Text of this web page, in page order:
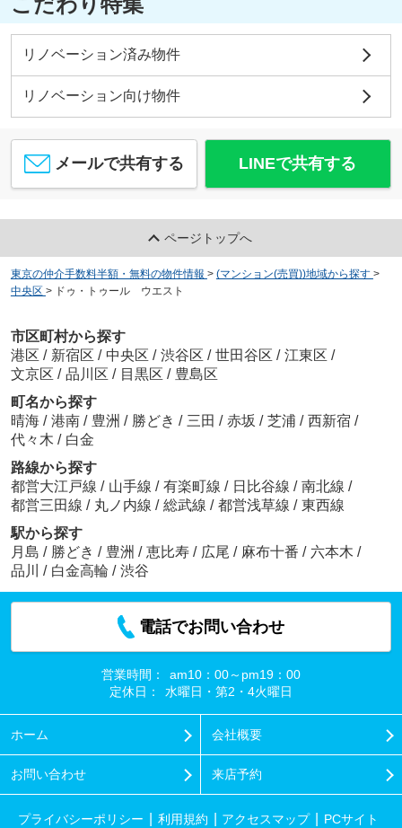
リノベーション済み物件
リノベーション向け物件
メールで共有する LINEで共有する
ページトップへ
東京の仲介手数料半額・無料の物件情報 > (マンション(売買))地域から探す >
中央区 > ドゥ・トゥール ウエスト
市区町村から探す
港区 / 新宿区 / 中央区 / 渋谷区 / 世田谷区 / 江東区 /
文京区 / 品川区 / 目黒区 / 豊島区
町名から探す
晴海 / 港南 / 豊洲 / 勝どき / 三田 / 赤坂 / 芝浦 / 西新宿 /
代々木 / 白金
路線から探す
都営大江戸線 / 山手線 / 有楽町線 / 日比谷線 / 南北線 /
都営三田線 / 丸ノ内線 / 総武線 / 都営浅草線 / 東西線
駅から探す
月島 / 勝どき / 豊洲 / 恵比寿 / 広尾 / 麻布十番 / 六本木 /
品川
/ 白金高輪 / 渋谷
電話でお問い合わせ
営業時間：
am10：00～pm19：00
定休日：
水曜日・第2・4火曜日
ホーム 会社概要
お問い合わせ 来店予約
プライバシーポリシー 利用規約 アクセスマップ PCサイト